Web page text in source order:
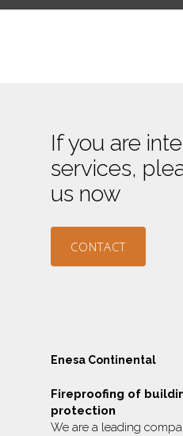
If you are
services,
us now
CONTACT
Enesa Continental
Fireproofing of
protection
We are a leading